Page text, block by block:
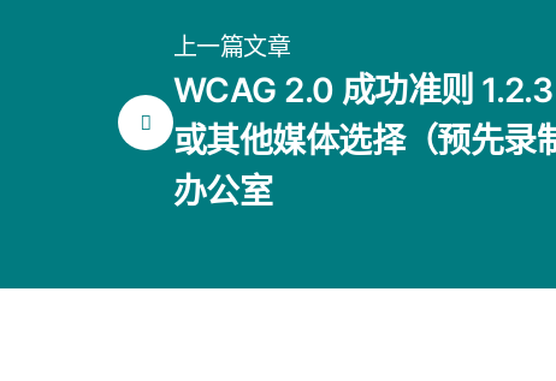
上一篇文章
WCAG 2.0 成功准则
或其他媒体选择（预先录
办公室